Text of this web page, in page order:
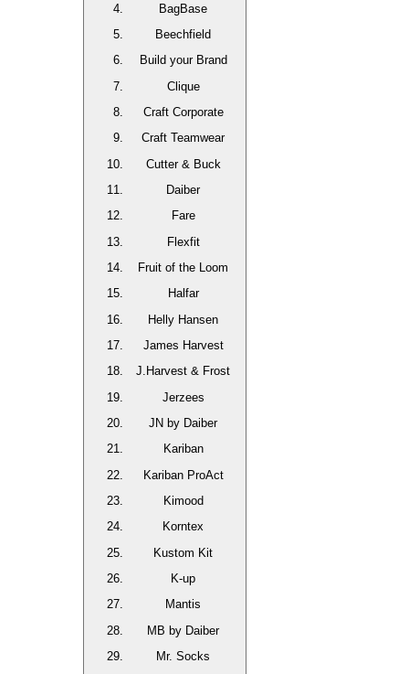
BagBase
Beechfield
Build your Brand
Clique
Craft Corporate
Craft Teamwear
Cutter & Buck
Daiber
Fare
Flexfit
Fruit of the Loom
Halfar
Helly Hansen
James Harvest
J.Harvest & Frost
Jerzees
JN by Daiber
Kariban
Kariban ProAct
Kimood
Korntex
Kustom Kit
K-up
Mantis
MB by Daiber
Mr. Socks